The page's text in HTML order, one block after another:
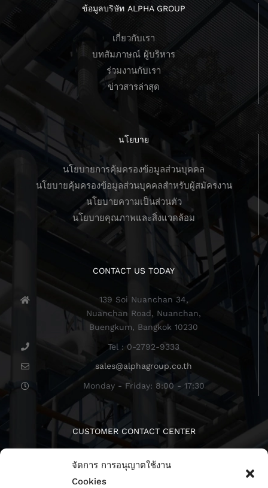
จัดการ การอนุญาตใช้งาน
Cookies
ข้อมูลบริษัท ALPHA GROUP
เกี่ยวกับเรา
บทสัมภาษณ์ ผู้บริหาร
ร่วมงานกับเรา
ข่าวสารล่าสุด
นโยบาย
นโยบายการคุ้มครองข้อมูลส่วนบุคคล
นโยบายคุ้มครองข้อมูลส่วนบุคคลสำหรับผู้สมัครงาน
นโยบายความเป็นส่วนตัว
นโยบายคุณภาพและสิ่งแวดล้อม
CONTACT US TODAY
139 Soi Nuanchan 34,
Nuanchan Road, Nuanchan,
Buengkum, Bangkok 10230
Tel : 0-2792-9333
sales@alphagroup.co.th
Monday - Friday: 8:00 - 17:30
CUSTOMER CONTACT CENTER